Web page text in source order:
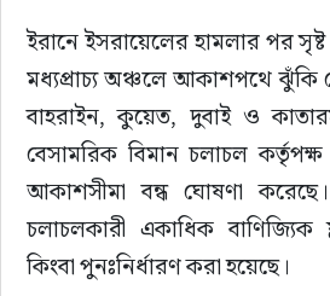
ইরানে ইসরায়েলের হামলার পর সৃষ্ট
মধ্যপ্রাচ্য অঞ্চলে আকাশপথে ঝুঁকি
বাহরাইন, কুয়েত, দুবাই ও
বেসামরিক বিমান চলাচল
আকাশসীমা বন্ধ ঘোষণা
চলাচলকারী একাধিক বাণিজ্যিক
কিংবা পুনঃনির্ধারণ করা হয়েছে।